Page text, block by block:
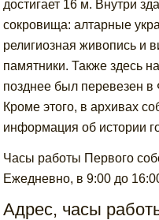
достигает 16 м. Внутри
сокровища: алтарные
религиозная живопись и
памятники. Также здесь
позднее был перевезен
Кроме этого, в архивах
информация об истории
Часы работы Первого
Ежедневно, в 9:00 до
Адрес, часы